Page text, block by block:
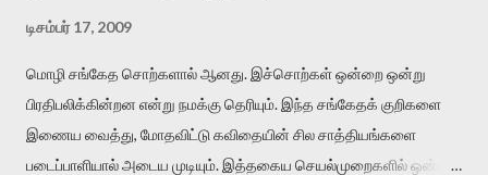
டிசம்பர் 17, 2009
மொழி சங்கேத சொற்களால் ஆனது. இச்சொற்கள் ஒன்றை ஒன்று
பிரதிபலிக்கின்றன என்று நமக்கு தெரியும். இந்த சங்கேதக் குறிகளை
இணைய வைத்து, மோதவிட்டு கவிதையின் சில சாத்தியங்களை
படைப்பாளியால் அடைய முடியும். இத்தகைய செயல்முறைகளில் ஒன்றை